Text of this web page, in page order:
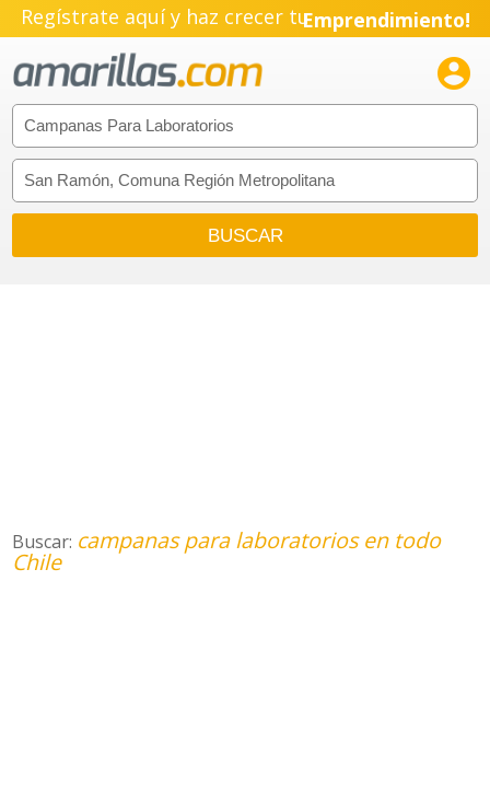
Regístrate aquí y haz crecer tuEmprendimiento!

Buscar: campanas para laboratorios en todo
Chile